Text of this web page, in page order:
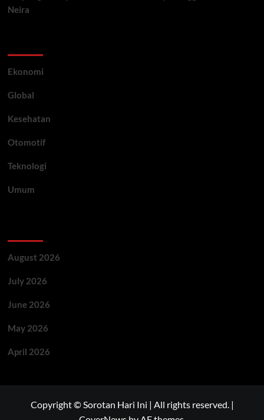
Neira
Ekonomi
Global
Kesehatan
Otomotif
Teknologi
Umum
August 2026
July 2026
June 2026
May 2026
April 2026
Copyright © Sorotan Hari Ini | All rights reserved. |